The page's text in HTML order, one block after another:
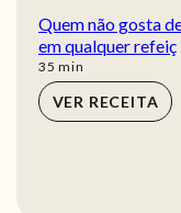
Quem não gosta
em qualquer refeiç
35 min
min
VER RECEITA